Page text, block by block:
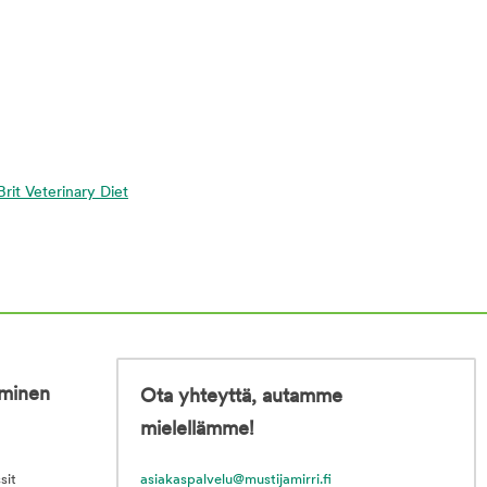
Veterinary Diet
Ota yhteyttä, autamme
mielellämme!
asiakaspalvelu@mustijamirri.fi